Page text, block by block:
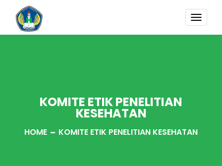
KOMITE ETIK PENELITIAN
KESEHATAN
HOME KOMITE ETIK PENELITIAN KESEHATAN